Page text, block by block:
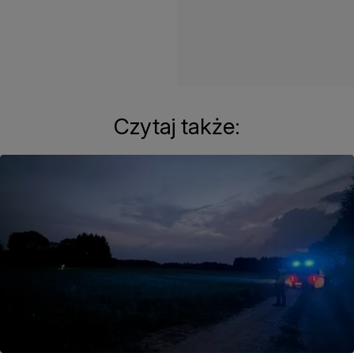
Czytaj także: